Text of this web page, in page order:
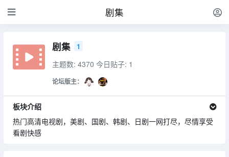
剧集
剧集 1
主题数: 4370 今日贴子: 1
论坛版主：
板块介绍
热门高清电视剧，美剧、国剧、韩剧、日剧一网打尽，尽情享受
看剧快感